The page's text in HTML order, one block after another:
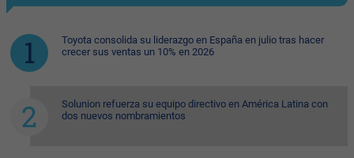
Toyota consolida su liderazgo en España en julio tras hacer
crecer sus ventas un 10% en 2026
Solunion refuerza su equipo directivo en América Latina con
dos nuevos nombramientos